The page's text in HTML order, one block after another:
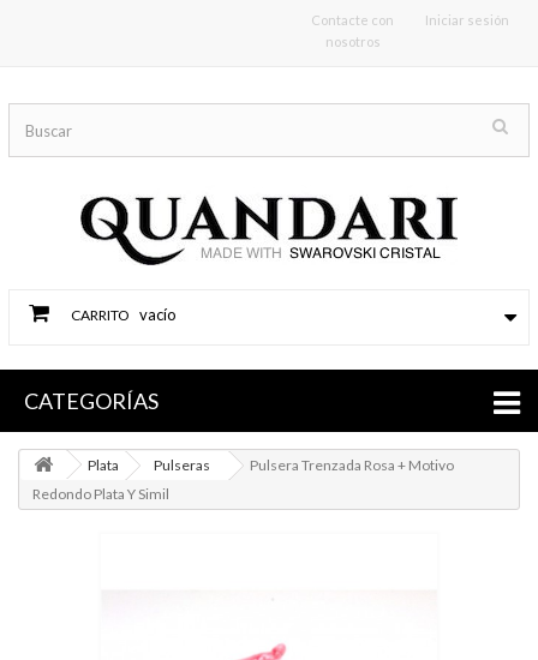
Iniciar sesión
Contacte con
nosotros
CARRITO vacío
CATEGORÍAS
Plata Pulseras
Pulsera Trenzada Rosa + Motivo
Redondo Plata Y Simil